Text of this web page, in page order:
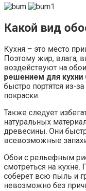
Какой вид
Кухня – это место
Поэтому жир, влага,
воздействуют на
решением для
быстро портятся из-
покраски.
Также следует
натуральных
древесины. Они
всевозможные
Обои с рельефным
смотреться на
соберет всю пыль и
невозможно без